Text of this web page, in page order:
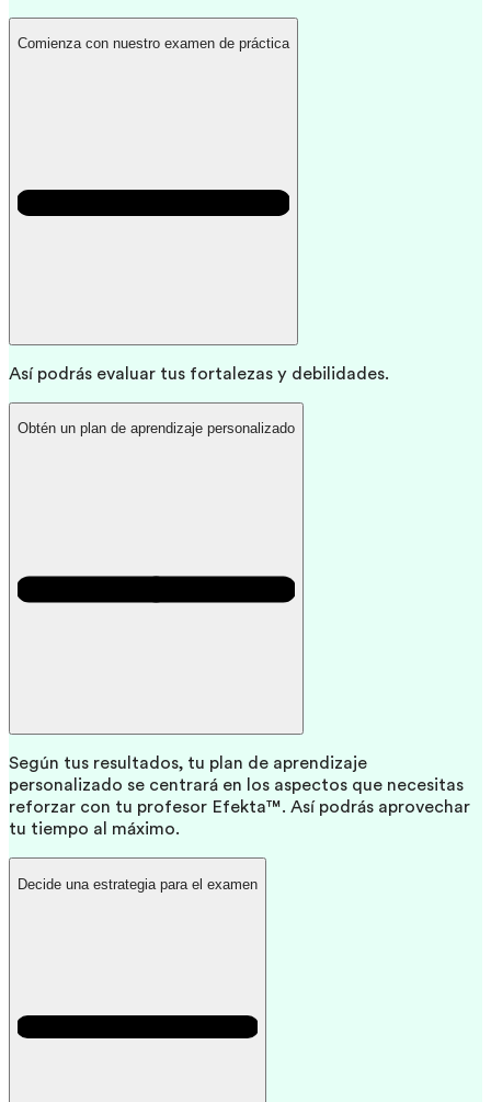
Comienza con nuestro examen de práctica
Así podrás evaluar tus fortalezas y debilidades.
Obtén un plan de aprendizaje personalizado
Según tus resultados, tu plan de aprendizaje
personalizado se centrará en los aspectos que necesitas
reforzar con tu profesor Efekta™. Así podrás aprovechar
tu tiempo al máximo.
Decide una estrategia para el examen